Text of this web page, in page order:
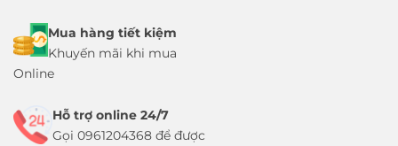
Mua hàng tiết kiệm
Khuyến mãi khi mua
Online
Hỗ trợ online 24/7
Gọi 0961204368 để được